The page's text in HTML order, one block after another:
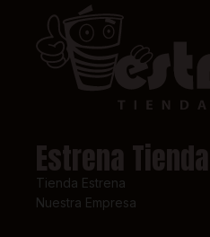
Estrena
Tienda Estrena
Nuestra Empresa